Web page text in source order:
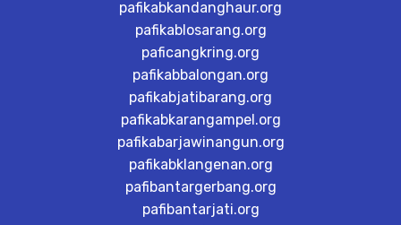
pafikabkandanghaur.org
pafikablosarang.org
paficangkring.org
pafikabbalongan.org
pafikabjatibarang.org
pafikabkarangampel.org
pafikabarjawinangun.org
pafikabklangenan.org
pafibantargerbang.org
pafibantarjati.org